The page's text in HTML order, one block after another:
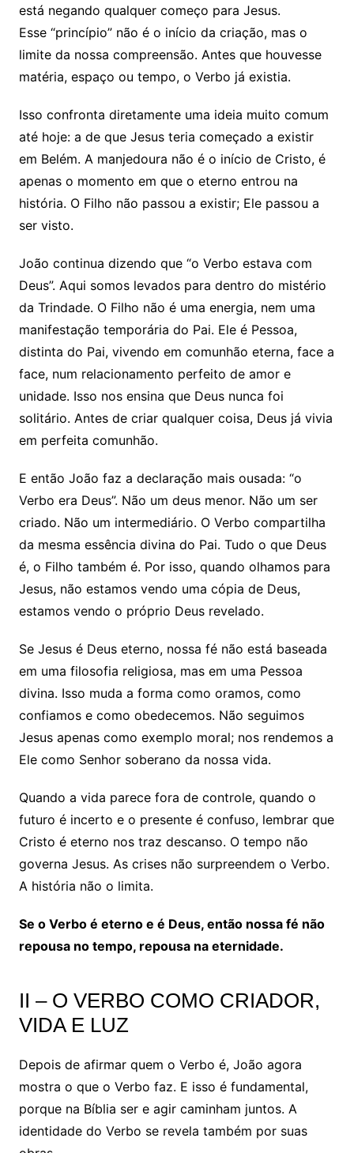
está negando qualquer começo para Jesus.
Esse “princípio” não é o início da criação, mas o
limite da nossa compreensão. Antes que houvesse
matéria, espaço ou tempo, o Verbo já existia.
Isso confronta diretamente uma ideia muito comum
até hoje: a de que Jesus teria começado a existir
em Belém. A manjedoura não é o início de Cristo, é
apenas o momento em que o eterno entrou na
história. O Filho não passou a existir; Ele passou a
ser visto.
João continua dizendo que “o Verbo estava com
Deus”. Aqui somos levados para dentro do mistério
da Trindade. O Filho não é uma energia, nem uma
manifestação temporária do Pai. Ele é Pessoa,
distinta do Pai, vivendo em comunhão eterna, face a
face, num relacionamento perfeito de amor e
unidade. Isso nos ensina que Deus nunca foi
solitário. Antes de criar qualquer coisa, Deus já vivia
em perfeita comunhão.
E então João faz a declaração mais ousada: “o
Verbo era Deus”. Não um deus menor. Não um ser
criado. Não um intermediário. O Verbo compartilha
da mesma essência divina do Pai. Tudo o que Deus
é, o Filho também é. Por isso, quando olhamos para
Jesus, não estamos vendo uma cópia de Deus,
estamos vendo o próprio Deus revelado.
Se Jesus é Deus eterno, nossa fé não está baseada
em uma filosofia religiosa, mas em uma Pessoa
divina. Isso muda a forma como oramos, como
confiamos e como obedecemos. Não seguimos
Jesus apenas como exemplo moral; nos rendemos a
Ele como Senhor soberano da nossa vida.
Quando a vida parece fora de controle, quando o
futuro é incerto e o presente é confuso, lembrar que
Cristo é eterno nos traz descanso. O tempo não
governa Jesus. As crises não surpreendem o Verbo.
A história não o limita.
Se o Verbo é eterno e é Deus, então nossa fé não
repousa no tempo, repousa na eternidade.
II – O VERBO COMO CRIADOR,
VIDA E LUZ
Depois de afirmar quem o Verbo é, João agora
mostra o que o Verbo faz. E isso é fundamental,
porque na Bíblia ser e agir caminham juntos. A
identidade do Verbo se revela também por suas